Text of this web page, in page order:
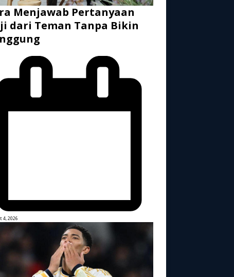
Menjawab Pertanyaan
dari Teman Tanpa Bikin
4, 2026